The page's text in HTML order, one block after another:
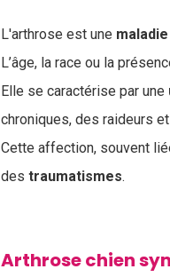
L'arthrose est une maladie
L’âge, la race ou la
Elle se caractérise par une
chroniques, des raideurs
Cette affection, souvent
des traumatismes.
Arthrose chien